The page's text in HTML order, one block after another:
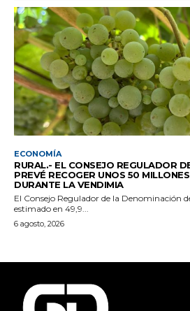
ECONOMÍA
RURAL.- EL CONSEJO REGULADOR
PREVÉ RECOGER UNOS 50
DURANTE LA VENDIMIA
El Consejo Regulador de la Denominación
estimado en 49,9...
6 agosto, 2026